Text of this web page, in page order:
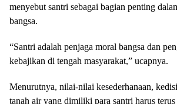
menyebut santri sebagai bagian penting
bangsa.
“Santri adalah penjaga moral bangsa dan
kebajikan di tengah masyarakat,” ucapnya.
Menurutnya, nilai-nilai kesederhanaan,
tanah air yang dimiliki para santri harus